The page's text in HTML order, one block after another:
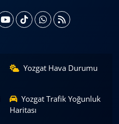
Yozgat Hava Durumu
Yozgat Trafik Yoğunluk
Haritası